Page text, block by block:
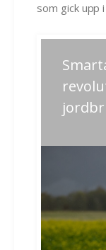
som gick upp